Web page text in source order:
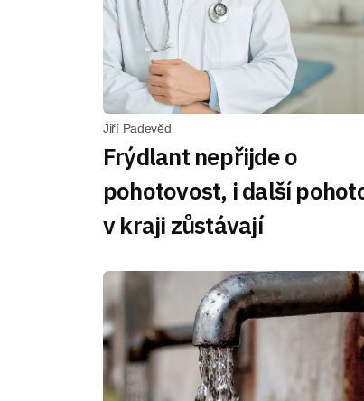
Jiří Padevěd
Frýdlant nepřijde o
pohotovost, i další
v kraji zůstávají